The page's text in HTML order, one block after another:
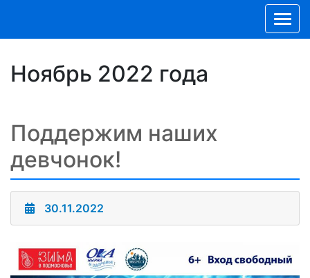
Ноябрь 2022 года
Поддержим наших
девчонок!
30.11.2022